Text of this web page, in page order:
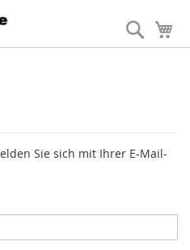
Suche
Sie sich mit Ihrer E-Mail-